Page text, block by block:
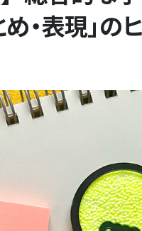
・表現」の